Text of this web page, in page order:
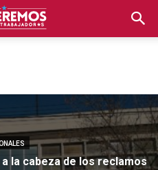
la cabeza de los reclamos